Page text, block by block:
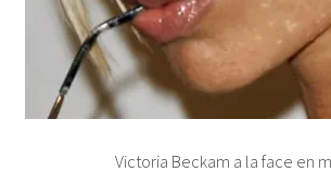
Victoria Beckam a la face en